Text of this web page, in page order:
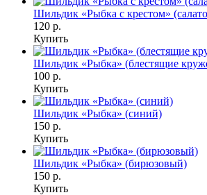
Шильдик «Рыбка с крестом»
120 р.
Купить
Шильдик «Рыбка» (блестящие
100 р.
Купить
Шильдик «Рыбка» (синий)
150 р.
Купить
Шильдик «Рыбка» (бирюзовый)
150 р.
Купить